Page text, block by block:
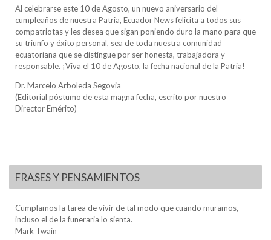
Al celebrarse este 10 de Agosto, un nuevo aniversario del
cumpleaños de nuestra Patria, Ecuador News felicita a todos sus
compatriotas y les desea que sigan poniendo duro la mano para que
su triunfo y éxito personal, sea de toda nuestra comunidad
ecuatoriana que se distingue por ser honesta, trabajadora y
responsable. ¡Viva el 10 de Agosto, la fecha nacional de la Patria!
Dr. Marcelo Arboleda Segovia
(Editorial póstumo de esta magna fecha, escrito por nuestro
Director Emérito)
FRASES Y PENSAMIENTOS
Cumplamos la tarea de vivir de tal modo que cuando muramos,
incluso el de la funeraria lo sienta.
Mark Twain